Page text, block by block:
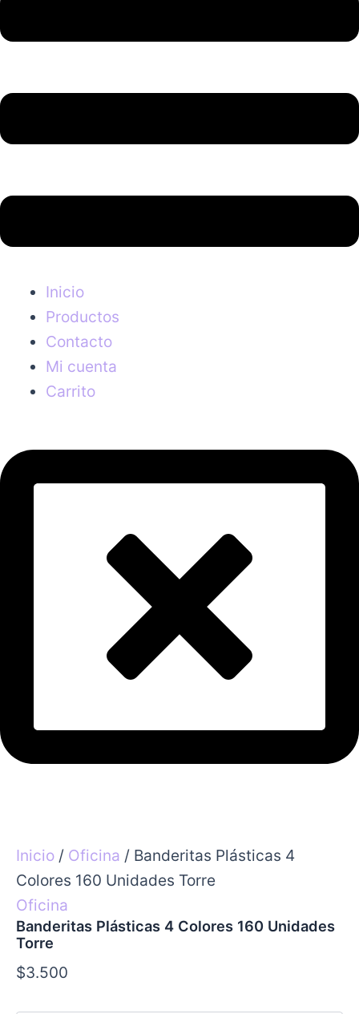
Inicio
Productos
Contacto
Mi cuenta
Carrito
Inicio / Oficina / Banderitas Plásticas 4
Colores 160 Unidades Torre
Oficina
Banderitas Plásticas 4 Colores 160 Unidades
Torre
$3.500